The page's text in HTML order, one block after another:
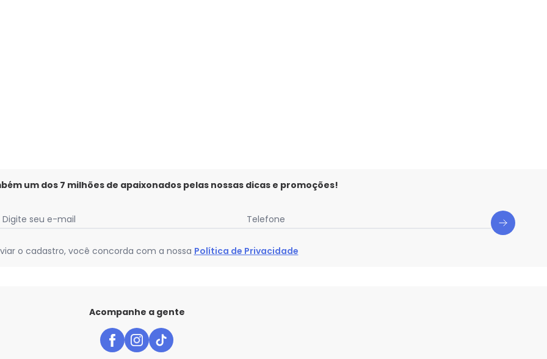
um dos 7 milhões de apaixonados pelas nossas dicas e promoções!
Digite seu e-mail Telefone
o cadastro, você concorda com a nossa Política de Privacidade
Acompanhe a gente